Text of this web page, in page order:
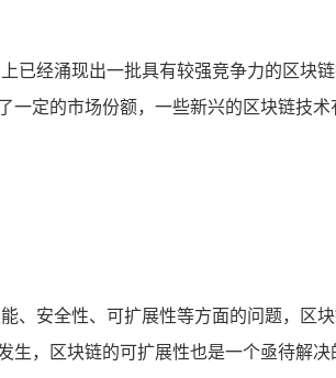
已经涌现出一批具有较强竞争力的区块
定的市场份额，一些新兴的区块链技
安全性、可扩展性等方面的问题，区
，区块链的可扩展性也是一个亟待解